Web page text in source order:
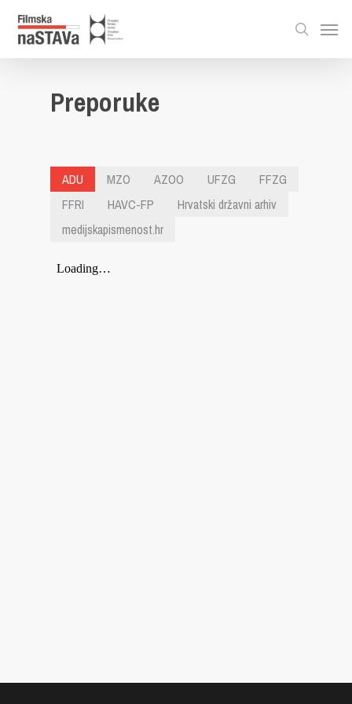
Preporuke
ADU MZO AZOO UFZG
FFZG
FFRI
HAVC-FP
Hrvatski državni arhiv
medijskapismenost.hr